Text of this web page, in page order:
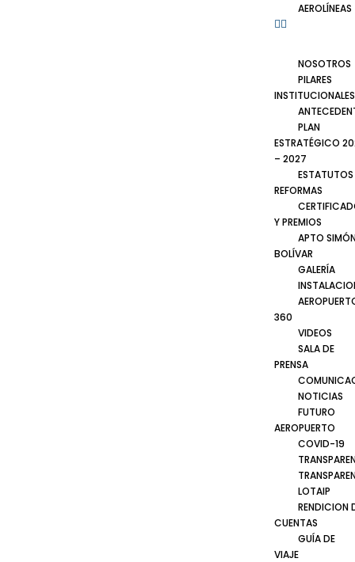
AEROLÍNEAS
NOSOTROS
PILARES
INSTITUCIONALES
PLAN
ESTRATÉGICO
– 2027
ESTATUTOS
REFORMAS
Y PREMIOS
APTO
BOLÍVAR
GALERÍA
360
VIDEOS
SALA DE
PRENSA
NOTICIAS
FUTURO
AEROPUERTO
COVID-19
LOTAIP
RENDICION
CUENTAS
GUÍA DE
VIAJE